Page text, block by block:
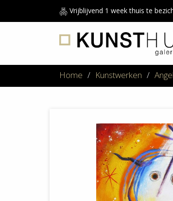
Vrijblijvend 1 week thuis te
Home / Kunstwerken /